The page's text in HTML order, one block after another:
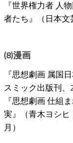
『世界権力者 人
者たち』（日本文
(8)漫画
『思想劇画 属国
スミック出版刊、
『思想劇画 仕組
実』（青木ヨシ
月）